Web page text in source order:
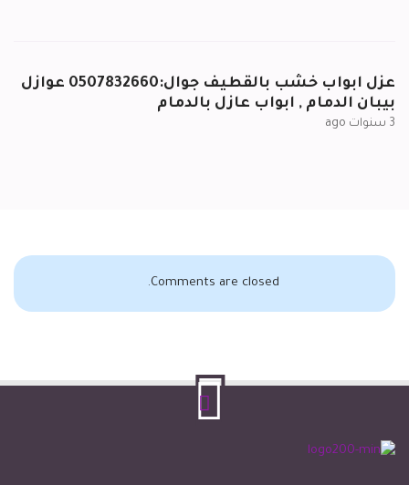
عزل ابواب خشب بالقطيف جوال:0507832660 عوازل
بيبان الدمام , ابواب عازل بالدمام
3 سنوات ago
Comments are closed.